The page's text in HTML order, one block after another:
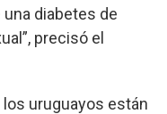
diabetes de
precisó el
uruguayos están